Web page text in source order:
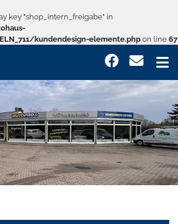
key "shop_intern_freigabe" in
kundendesign-elemente.php on line 67